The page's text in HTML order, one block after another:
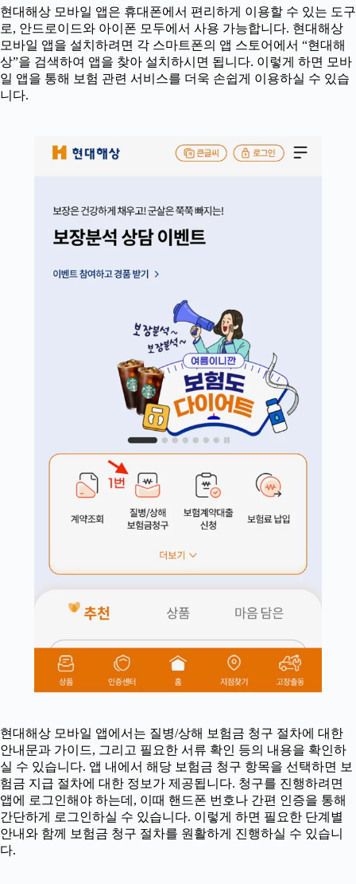
현대해상 모바일 앱은 휴대폰에서 편리하게 이용할 수 있는 도구
로, 안드로이드와 아이폰 모두에서 사용 가능합니다. 현대해상
모바일 앱을 설치하려면 각 스마트폰의 앱 스토어에서 “현대해
상”을 검색하여 앱을 찾아 설치하시면 됩니다. 이렇게 하면 모바
일 앱을 통해 보험 관련 서비스를 더욱 손쉽게 이용하실 수 있습
니다.
현대해상 모바일 앱에서는 질병/상해 보험금 청구 절차에 대한
안내문과 가이드, 그리고 필요한 서류 확인 등의 내용을 확인하
실 수 있습니다. 앱 내에서 해당 보험금 청구 항목을 선택하면 보
험금 지급 절차에 대한 정보가 제공됩니다. 청구를 진행하려면
앱에 로그인해야 하는데, 이때 핸드폰 번호나 간편 인증을 통해
간단하게 로그인하실 수 있습니다. 이렇게 하면 필요한 단계별
안내와 함께 보험금 청구 절차를 원활하게 진행하실 수 있습니
다.